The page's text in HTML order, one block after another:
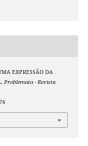
EXPRESSÃO DA
Problemata - Revista